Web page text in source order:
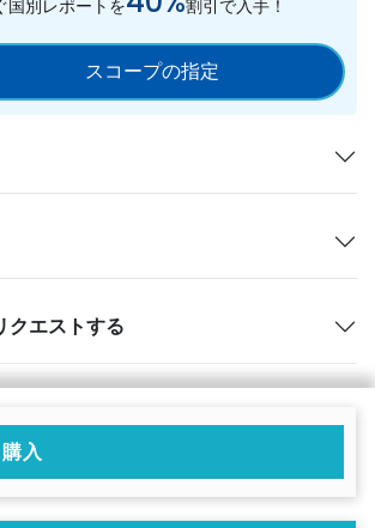
国別レポートを 割引で入手！
スコープの指定
クエストする
入